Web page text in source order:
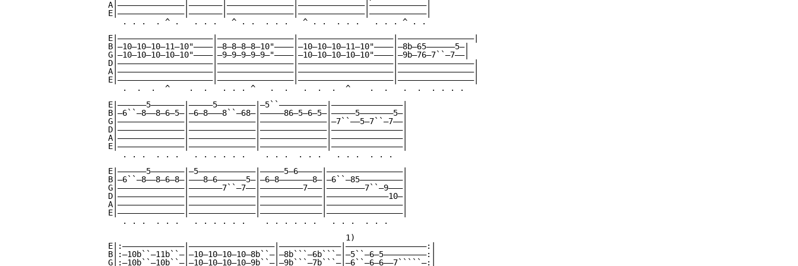
A|——————————————|———————|——————————————|——————————————|————————————|
E|——————————————|———————|——————————————|——————————————|————————————|
   . . .  . ^ .   . . .   ^ . .  . . .   ^ . .  . . .   . . . ^ . .
E|————————————————————|————————————————|————————————————————|————————————————|
B|—10—10—10—11—10"————|—8—8—8—8—10"————|—10—10—10—11—10"————|—8b—65——————5—|
G|—10—10—10—10—10"————|—9—9—9—9—9—"————|—10—10—10—10—10"————|—9b—76—7``—7——|
D|————————————————————|————————————————|————————————————————|————————————————|
A|————————————————————|————————————————|————————————————————|————————————————|
E|————————————————————|————————————————|————————————————————|————————————————|
   .  .  .  ^    .  .   . . . ^   .  .   .  .  .  ^    .  .   .  .  . . . .
E|——————5———————|—————5————————|—5``——————————|———————————————|
B|—6``—8——8—6—5—|—6—8———8``—68—|—————86—5—6—5—|—————5———————5—|
G|——————————————|——————————————|——————————————|—7``——5—7``—7——|
D|——————————————|——————————————|——————————————|———————————————|
A|——————————————|——————————————|——————————————|———————————————|
E|——————————————|——————————————|——————————————|———————————————|
   . . .  . . .   . . . . . .    . . .  . . .   . . .  . . .
E|——————5———————|—5————————————|—————5—6—————|————————————————|
B|—6``—8——8—6—8—|———8—6——————5—|—6—8———————8—|—6``—85—————————|
G|——————————————|———————7``—7——|—————————7———|————————7``—9———|
D|——————————————|——————————————|—————————————|—————————————10—|
A|——————————————|——————————————|—————————————|————————————————|
E|——————————————|——————————————|—————————————|————————————————|
   . . .  . . .   . . . . . .    . . . . . .   . . .  . . .
                                                  1)
E|:—————————————|——————————————————|—————————————|—————————————————:|
B|:—10b``—11b``—|—10—10—10—10—8b``—|—8b```—6b```—|—5``—6—5—————————:|
G|:—10b``—10b``—|—10—10—10—10—9b``—|—9b```—7b```—|—6``—6—6——7`````—:|